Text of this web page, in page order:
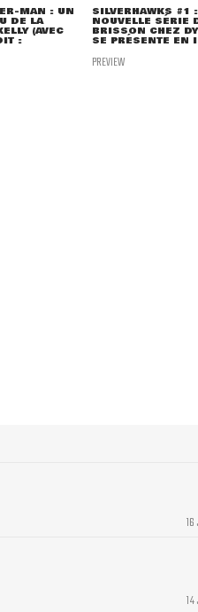
MAN : UN
DE LA
(AVEC
:
SILVERHAWKS #1
NOUVELLE SÉRIE
BRISSON CHEZ
SE PRÉSENTE EN
PREVIEW
16
14